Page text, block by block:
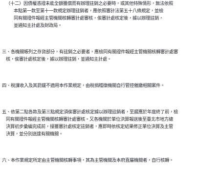
    （十二）因債權憑證未能全額獲償而有辦理註銷之必要時，或其他特殊情形，無法依照
            本點第一款至第十一款規定辦理註銷者，應依照審計法第五十八條規定，並檢
            同有關證件報經主管機關核轉審計處審核，俟審計處核定後，據以辦理註銷，
三、各機關帳列之存貨部分，有註銷之必要者，應檢同有關證件報經主管機關核轉審計處審
五、依第二點各款及第三點規定須俟審計處核定據以辦理註銷者，至遲應於年度終了前，檢
    同有關證件報經主管機關核轉審計處審核。又各機關於單位決算報送後至臺北市地方總
    決算初步彙編完成前，接獲審計處核定註銷者，應即時依核定結果修正單位決算及主管